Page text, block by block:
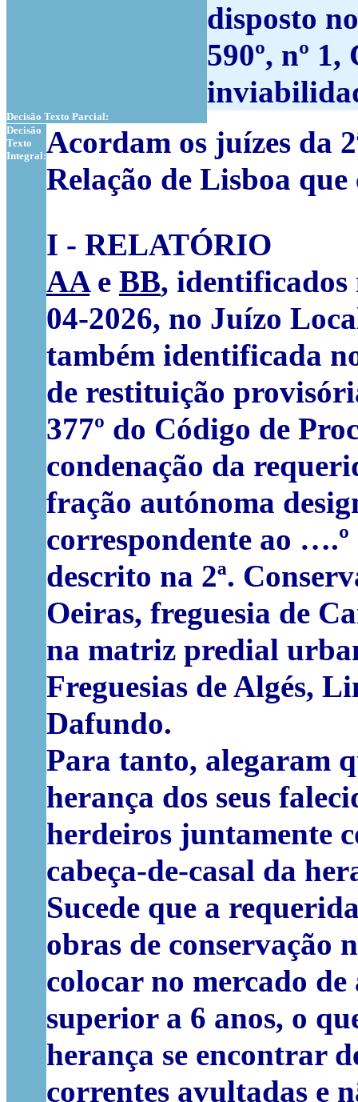
disposto
590º, nº
Decisão Texto Parcial:
Decisão
Texto
Integral:Acordam os juízes da
Relação de Lisboa
I - RELATÓRIO
AAe BB, identificados
04-2026, no Juízo
também identificada
de restituição
377º do Código de
condenação da
fração autónoma
correspondente ao
descrito na 2ª.
Oeiras, freguesia de
na matriz predial
Freguesias de Algés,
Dafundo.
Para tanto, alegaram
herança dos seus
herdeiros juntamente
cabeça-de-casal da
Sucede que a
obras de conservação
colocar no mercado
superior a 6 anos, o
herança se encontrar
correntes avultadas e